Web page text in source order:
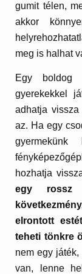
gumit télen,
akkor
meg is halhat
Egy boldog
gyerekekkel
adhatja
az. Ha egy
hozhatja
egy rossz
elrontott
teheti tönkre
nem egy
van, lenne